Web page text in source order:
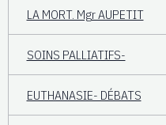
LA MORT. Mgr AUPETIT
SOINS PALLIATIFS-
EUTHANASIE- DÉBATS